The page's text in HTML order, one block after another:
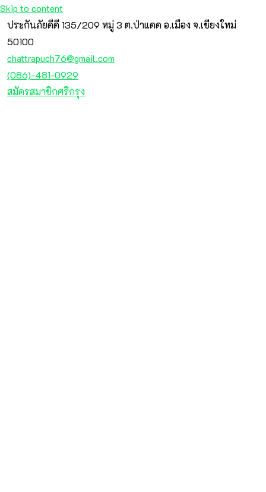
Skip to content
ประกันภัยดีดี 135/209 หมู่ 3 ต.ป่าแดด อ.เมือง จ.เชียงใหม่
50100
chattrapuch76@gmail.com
(086)-481-0929
สมัครสมาชิกศรีกรุง